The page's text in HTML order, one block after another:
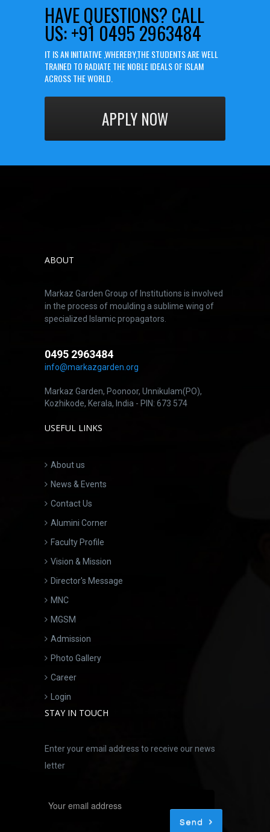
HAVE QUESTIONS? CALL
US: +91 0495 2963484
IT IS AN INITIATIVE ,WHEREBY,THE STUDENTS ARE WELL
TRAINED TO RADIATE THE NOBLE IDEALS OF ISLAM
ACROSS THE WORLD.
APPLY NOW
ABOUT
Markaz Garden Group of Institutions is involved
in the process of moulding a sublime wing of
specialized Islamic propagators.
0495 2963484
info@markazgarden.org
Markaz Garden, Poonoor, Unnikulam(PO),
Kozhikode, Kerala, India - PIN: 673 574
USEFUL LINKS
About us
News & Events
Contact Us
Alumini Corner
Faculty Profile
Vision & Mission
Director's Message
MNC
MGSM
Admission
Photo Gallery
Career
Login
STAY IN TOUCH
Enter your email address to receive our news
letter
Send